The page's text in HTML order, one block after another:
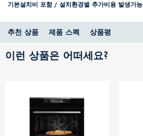
기본설치비 포함 / 설치환경별 추가비용 발생가능
추천 상품 제품 스펙 상품평
이런 상품은 어떠세요?